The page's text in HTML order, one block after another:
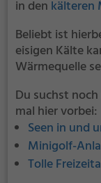
in den kälteren
Beliebt ist
eisigen Kälte
Wärmequelle
Du suchst
mal hier vorbei:
Seen in und
Minigolf-
Tolle